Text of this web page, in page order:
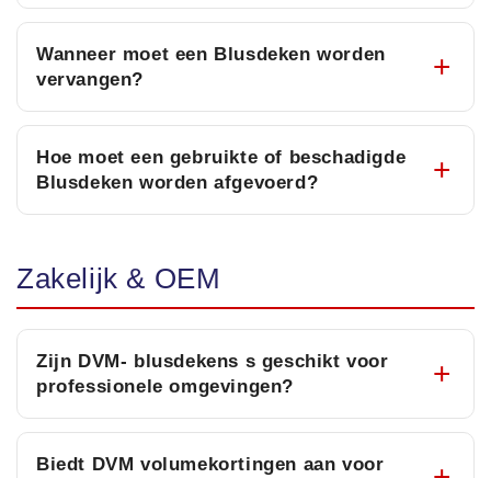
Wanneer moet een Blusdeken worden
vervangen?
Hoe moet een gebruikte of beschadigde
Blusdeken worden afgevoerd?
Zakelijk & OEM
Zijn DVM- blusdekens s geschikt voor
professionele omgevingen?
Biedt DVM volumekortingen aan voor